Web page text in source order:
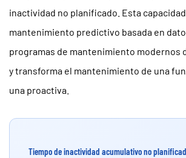
inactividad no planificado. Esta
mantenimiento predictivo basada en
programas de mantenimiento modernos
y transforma el mantenimiento de una
una proactiva.
Tiempo de inactividad acumulativo no